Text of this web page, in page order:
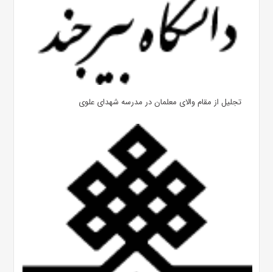
تجلیل از مقام والای معلمان در مدرسه شهدای علوی